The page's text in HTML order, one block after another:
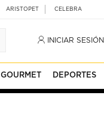
ARISTOPET CELEBRA
INICIAR SESIÓN
GOURMET DEPORTES